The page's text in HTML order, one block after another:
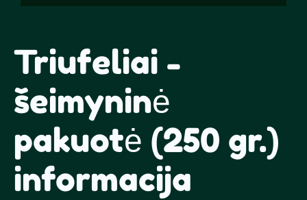
Triufeliai -
šeimyninė
pakuotė (250 gr.)
informacija